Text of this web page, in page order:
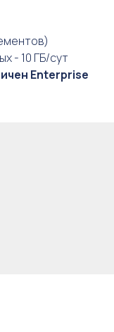
- 10 ГБ/сут
Enterprise